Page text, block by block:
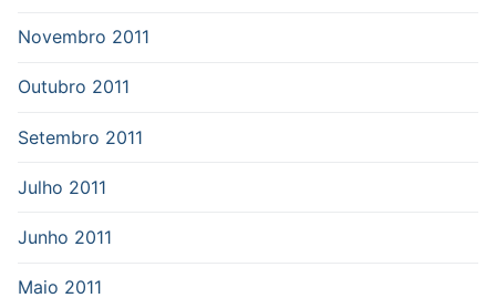
Novembro 2011
Outubro 2011
Setembro 2011
Julho 2011
Junho 2011
Maio 2011